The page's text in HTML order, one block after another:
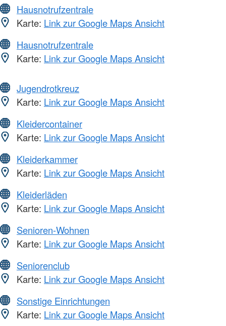
Hausnotrufzentrale
Karte: Link zur Google Maps Ansicht
Hausnotrufzentrale
Karte: Link zur Google Maps Ansicht
Jugendrotkreuz
Karte: Link zur Google Maps Ansicht
Kleidercontainer
Karte: Link zur Google Maps Ansicht
Kleiderkammer
Karte: Link zur Google Maps Ansicht
Kleiderläden
Karte: Link zur Google Maps Ansicht
Senioren-Wohnen
Karte: Link zur Google Maps Ansicht
Seniorenclub
Karte: Link zur Google Maps Ansicht
Sonstige Einrichtungen
Karte: Link zur Google Maps Ansicht